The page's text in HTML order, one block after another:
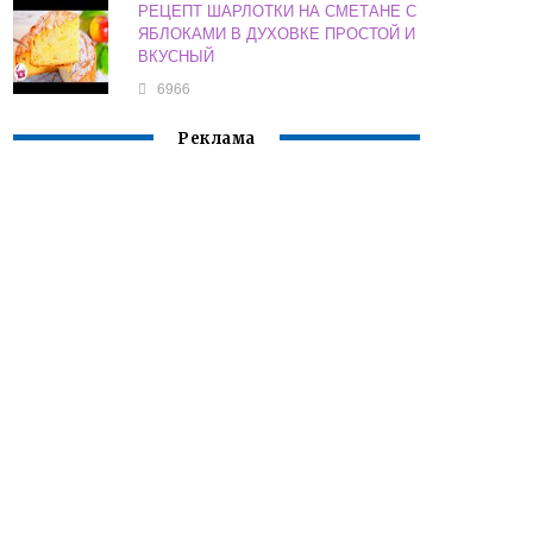
РЕЦЕПТ ШАРЛОТКИ НА СМЕТАНЕ С
ЯБЛОКАМИ В ДУХОВКЕ ПРОСТОЙ И
ВКУСНЫЙ
6966
Реклама